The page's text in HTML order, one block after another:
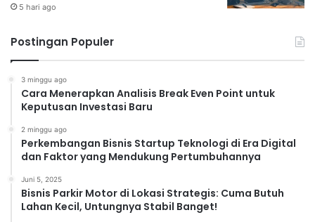
5 hari ago
Postingan Populer
3 minggu ago
Cara Menerapkan Analisis Break Even Point untuk
Keputusan Investasi Baru
2 minggu ago
Perkembangan Bisnis Startup Teknologi di Era Digital
dan Faktor yang Mendukung Pertumbuhannya
Juni 5, 2025
Bisnis Parkir Motor di Lokasi Strategis: Cuma Butuh
Lahan Kecil, Untungnya Stabil Banget!